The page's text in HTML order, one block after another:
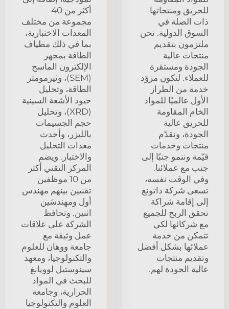
للحريق ومنتجاتها
ذات الصلة في
السوق الدولية. نحن
ملتزمون بتقديم
منتجات عالية
الجودة ومستقرة
للعملاء. لنكون مزوّد
خدمة من الطراز
الأول عالميًا للمواد
الخام المقاومة
للحريق عالية
الجودة، ونقدّم
منتجات وخدمات
قيّمة وننمو جنبًا إلى
جنب مع عملائنا.
وفي الوقت نفسه،
تسعى شركة داتونغ
إلى إقامة شراكة
تحقق الربح للجميع
مع شركائها لكي
تتمكن من خدمة
عملائها بشكل أفضل
وتقديم منتجات
عالية الجودة لهم.
أكثر من 40
مجموعة من مختلف
المعدات الاختبارية،
بما في ذلك مطياف
الطاقة بمجهر
الإلكترون الماسح
(SEM)، وثيرمومتر
الطاقة، وتحليل
حيود الأشعة السينية
(XRD)، وتحليل
حجم الجسيمات
بالليزر، وأحدث
معدات التحليل
والاختبار. ويضم
المركز التقني أكثر
من 10 موظفين
تقنيين بينهم مهندس
أول ومهندسَين
اثنين. وتحافظ
الشركة على علاقات
عمل وثيقة مع
جامعة ووهان للعلوم
والتكنولوجيا، ومعهد
سينوستيل لوويانغ
للبحث في المواد
الحرارية، وجامعة
العلوم والتكنولوجيا